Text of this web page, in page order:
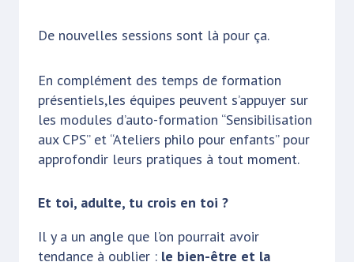
De nouvelles sessions sont là pour ça.
En complément des temps de formation
présentiels,les équipes peuvent s’appuyer sur
les modules d’auto-formation “Sensibilisation
aux CPS” et “Ateliers philo pour enfants” pour
approfondir leurs pratiques à tout moment.
Et toi, adulte, tu crois en toi ?
Il y a un angle que l’on pourrait avoir
tendance à oublier : le bien-être et la